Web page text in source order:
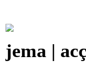
jema |